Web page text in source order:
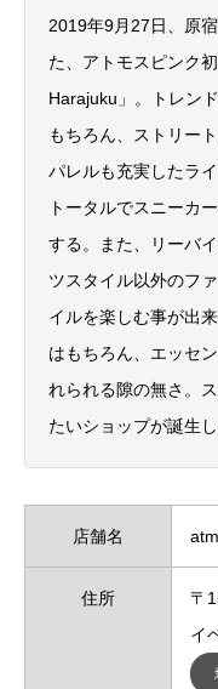
2019年9月27日、原
た、アトモスピンク
Harajuku」。トレン
もちろん、ストリー
パレルも充実したラ
トータルでスニーカ
する。また、リーバ
ツスタイル以外のフ
イルを楽しむ事が出
はもちろん、エッセ
れられる隙の無さ。
たいショップが誕生し
店舗名
住所
〒
イ